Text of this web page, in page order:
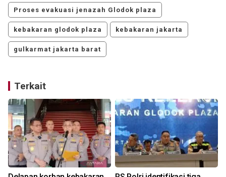
Proses evakuasi jenazah Glodok plaza
kebakaran glodok plaza kebakaran jakarta
gulkarmat jakarta barat
Terkait